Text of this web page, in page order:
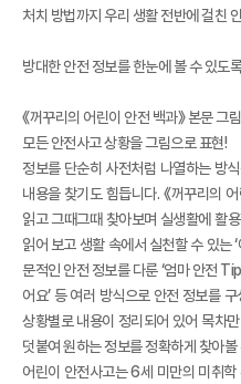
처치 방법까지 우리 생활 전반에 걸친
방대한 안전 정보를 한눈에 볼 수 있도
《꺼꾸리의 어린이 안전 백과》 본문 그림
모든 안전사고 상황을 그림으로 표현!
정보를 단순히 사전처럼 나열하는 방
내용을 찾기도 힘듭니다. 《꺼꾸리의
읽고 그때그때 찾아보며 실생활에 활
읽어 보고 생활 속에서 실천할 수 있는
문적인 안전 정보를 다룬 ‘엄마 안전
어요’ 등 여러 방식으로 안전 정보를
상황별로 내용이 정리되어 있어 목차
덧붙여 원하는 정보를 정확하게 찾아
어린이 안전사고는 6세 미만의 미취